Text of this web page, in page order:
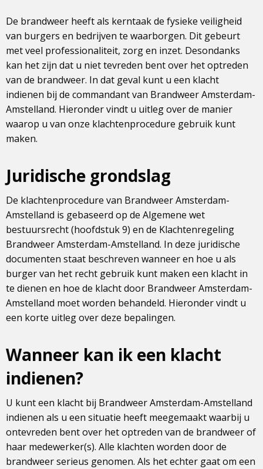
De brandweer heeft als kerntaak de fysieke veiligheid
van burgers en bedrijven te waarborgen. Dit gebeurt
met veel professionaliteit, zorg en inzet. Desondanks
kan het zijn dat u niet tevreden bent over het optreden
van de brandweer. In dat geval kunt u een klacht
indienen bij de commandant van Brandweer Amsterdam-
Amstelland. Hieronder vindt u uitleg over de manier
waarop u van onze klachtenprocedure gebruik kunt
maken.
Juridische grondslag
De klachtenprocedure van Brandweer Amsterdam-
Amstelland is gebaseerd op de Algemene wet
bestuursrecht (hoofdstuk 9) en de Klachtenregeling
Brandweer Amsterdam-Amstelland. In deze juridische
documenten staat beschreven wanneer en hoe u als
burger van het recht gebruik kunt maken een klacht in
te dienen en hoe de klacht door Brandweer Amsterdam-
Amstelland moet worden behandeld. Hieronder vindt u
een korte uitleg over deze bepalingen.
Wanneer kan ik een klacht
indienen?
U kunt een klacht bij Brandweer Amsterdam-Amstelland
indienen als u een situatie heeft meegemaakt waarbij u
ontevreden bent over het optreden van de brandweer of
haar medewerker(s). Alle klachten worden door de
brandweer serieus genomen. Als het echter gaat om een